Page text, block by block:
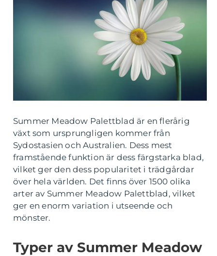
Summer Meadow Palettblad är en flerårig
växt som ursprungligen kommer från
Sydostasien och Australien. Dess mest
framstående funktion är dess färgstarka blad,
vilket ger den dess popularitet i trädgårdar
över hela världen. Det finns över 1500 olika
arter av Summer Meadow Palettblad, vilket
ger en enorm variation i utseende och
mönster.
Typer av Summer Meadow